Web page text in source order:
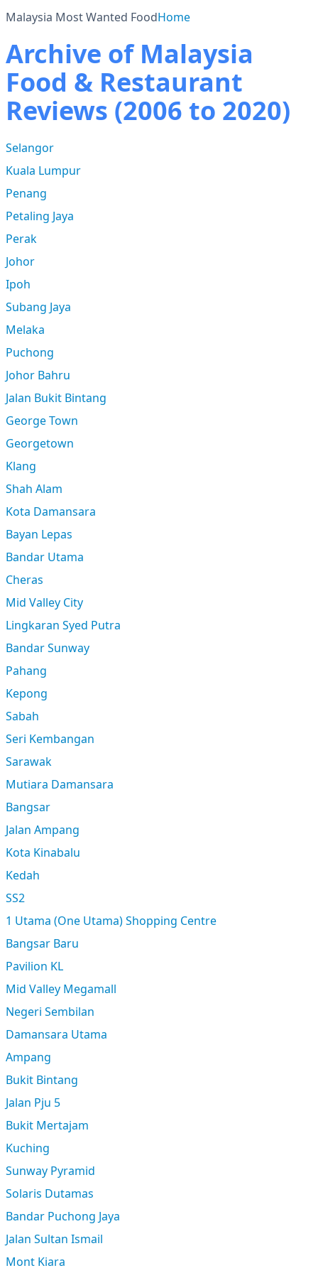
Malaysia Most Wanted FoodHome
Archive of Malaysia
Food & Restaurant
Reviews (2006 to 2020)
Selangor
Kuala Lumpur
Penang
Petaling Jaya
Perak
Johor
Ipoh
Subang Jaya
Melaka
Puchong
Johor Bahru
Jalan Bukit Bintang
George Town
Georgetown
Klang
Shah Alam
Kota Damansara
Bayan Lepas
Bandar Utama
Cheras
Mid Valley City
Lingkaran Syed Putra
Bandar Sunway
Pahang
Kepong
Sabah
Seri Kembangan
Sarawak
Mutiara Damansara
Bangsar
Jalan Ampang
Kota Kinabalu
Kedah
SS2
1 Utama (One Utama) Shopping Centre
Bangsar Baru
Pavilion KL
Mid Valley Megamall
Negeri Sembilan
Damansara Utama
Ampang
Bukit Bintang
Jalan Pju 5
Bukit Mertajam
Kuching
Sunway Pyramid
Solaris Dutamas
Bandar Puchong Jaya
Jalan Sultan Ismail
Mont Kiara